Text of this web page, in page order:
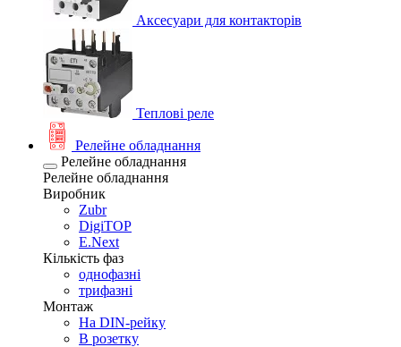
Аксесуари для контакторів
Теплові реле
Релейне обладнання
Релейне обладнання
Релейне обладнання
Виробник
Zubr
DigiTOP
E.Next
Кількість фаз
однофазні
трифазні
Монтаж
На DIN-рейку
В розетку